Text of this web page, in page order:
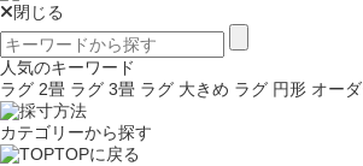
閉じる
人気のキーワード
ラグ 2畳 ラグ 3畳 ラグ 大きめ ラグ 円形 オー
カテゴリーから探す
TOPに戻る